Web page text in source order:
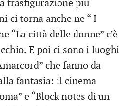
trasfigurazione più
ci torna anche ne “ I
“La città delle donne” c’è
E poi ci sono i luoghi
che fanno da
fantasia: il cinema
e “Block notes di un